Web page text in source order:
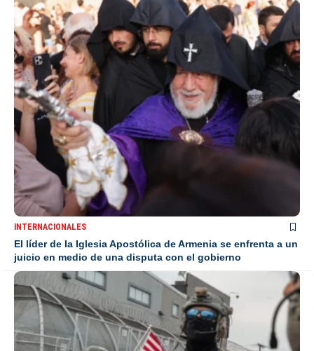
INTERNACIONALES
El líder de la Iglesia Apostólica de Armenia se enfrenta a un
juicio en medio de una disputa con el gobierno